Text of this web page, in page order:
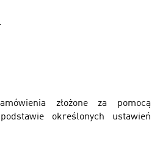
złożone za pomocą
określonych ustawień